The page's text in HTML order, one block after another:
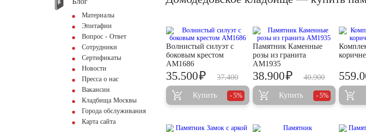
Материалы
Эпитафии
Вопрос - Ответ
Сотрудники
Сертификаты
Новости
Пресса о нас
Вакансии
Кладбища Москвы
Города обслуживания
Карта сайта
Волнистый силуэт с
боковым крестом
AM1686
37.400
35.500₽
Купить 5%
Памятник Каменные
розы из гранита
AM1935
40.900
38.900₽
Купить 5%